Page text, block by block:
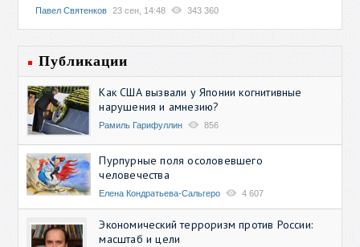
Павел Святенков 23 сен, 14:48 343 360
Публикации
Как США вызвали у Японии когнитивные
нарушения и амнезию?
Рамиль Гарифуллин 856
Пурпурные поля осоловевшего
человечества
Елена Кондратьева-Сальгеро 4 607
Экономический терроризм против России:
масштаб и цели